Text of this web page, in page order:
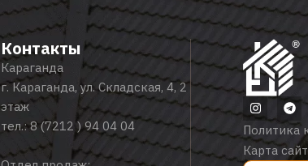
Контакты
Караганда
г. Караганда, ул. Складская, 4, 2
этаж
тел.:8 (7212 ) 94 04 04
Политика
Карта